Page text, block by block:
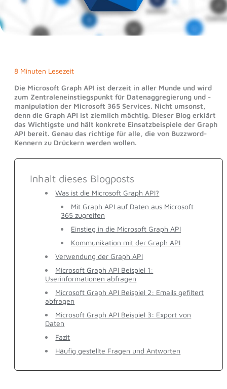
8 Minuten Lesezeit
Die Microsoft Graph API ist derzeit in aller Munde und wird
zum Zentraleneinstiegspunkt für Datenaggregierung und -
manipulation der Microsoft 365 Services. Nicht umsonst,
denn die Graph API ist ziemlich mächtig. Dieser Blog erklärt
das Wichtigste und hält konkrete Einsatzbeispiele der Graph
API bereit. Genau das richtige für alle, die von Buzzword-
Kennern zu Drückern werden wollen.
Inhalt dieses Blogposts
Was ist die Microsoft Graph API?
Mit Graph API auf Daten aus Microsoft
365 zugreifen
Einstieg in die Microsoft Graph API
Kommunikation mit der Graph API
Verwendung der Graph API
Microsoft Graph API Beispiel 1:
Userinformationen abfragen
Microsoft Graph API Beispiel 2: Emails gefiltert
abfragen
Microsoft Graph API Beispiel 3: Export von
Daten
Fazit
Häufig gestellte Fragen und Antworten